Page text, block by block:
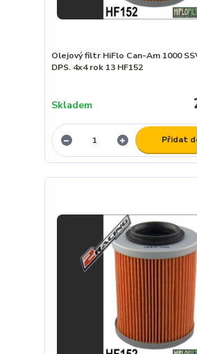
Olejový filtr HiFlo Can-Am 1000
DPS. 4x4 rok 13 HF152
Skladem
Přidat